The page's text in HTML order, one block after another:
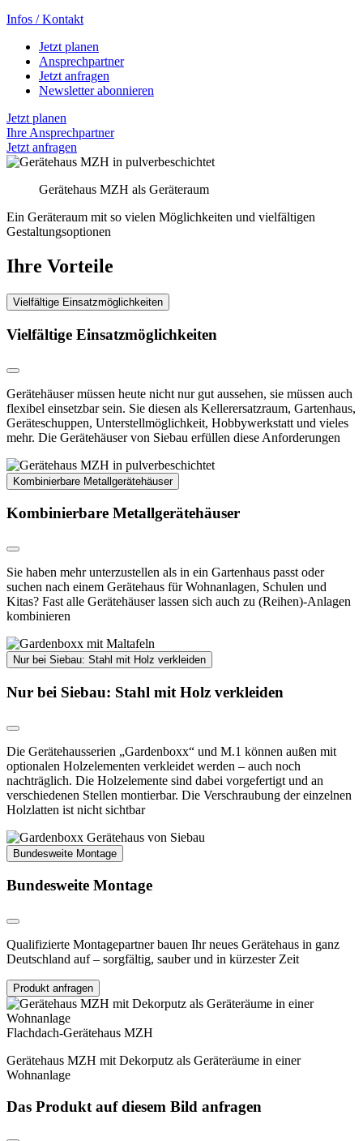
Infos / Kontakt
Jetzt planen
Ansprechpartner
Jetzt anfragen
Newsletter abonnieren
Jetzt planen
Ihre Ansprechpartner
Jetzt anfragen
Gerätehaus MZH als Geräteraum
Ein Geräteraum mit so vielen Möglichkeiten und vielfältigen
Gestaltungsoptionen
Ihre Vorteile
Vielfältige Einsatzmöglichkeiten
Vielfältige Einsatzmöglichkeiten
Gerätehäuser müssen heute nicht nur gut aussehen, sie müssen auch
flexibel einsetzbar sein. Sie diesen als Kellerersatzraum, Gartenhaus,
Geräteschuppen, Unterstellmöglichkeit, Hobbywerkstatt und vieles
mehr. Die Gerätehäuser von Siebau erfüllen diese Anforderungen
Kombinierbare Metallgerätehäuser
Kombinierbare Metallgerätehäuser
Sie haben mehr unterzustellen als in ein Gartenhaus passt oder
suchen nach einem Gerätehaus für Wohnanlagen, Schulen und
Kitas? Fast alle Gerätehäuser lassen sich auch zu (Reihen)-Anlagen
kombinieren
Nur bei Siebau: Stahl mit Holz verkleiden
Nur bei Siebau: Stahl mit Holz verkleiden
Die Gerätehausserien „Gardenboxx“ und M.1 können außen mit
optionalen Holzelementen verkleidet werden – auch noch
nachträglich. Die Holzelemente sind dabei vorgefertigt und an
verschiedenen Stellen montierbar. Die Verschraubung der einzelnen
Holzlatten ist nicht sichtbar
Bundesweite Montage
Bundesweite Montage
Qualifizierte Montagepartner bauen Ihr neues Gerätehaus in ganz
Deutschland auf – sorgfältig, sauber und in kürzester Zeit
Produkt anfragen
Flachdach-Gerätehaus MZH
Gerätehaus MZH mit Dekorputz als Geräteräume in einer
Wohnanlage
Das Produkt auf diesem Bild anfragen